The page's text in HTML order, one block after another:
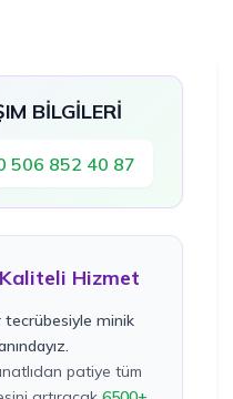
BİLGİLERİ
506 852 40 87
Hizmet
minik
patiye tüm